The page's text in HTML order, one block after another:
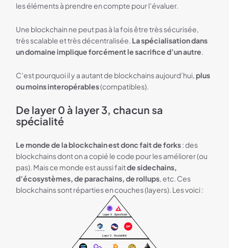
les éléments à prendre en compte pour l’évaluer.
Une blockchain ne peut pas à la fois être très sécurisée,
très scalable et très décentralisée. La spécialisation dans
un domaine implique forcément le sacrifice d’un autre.
C’est pourquoi il y a autant de blockchains aujourd’hui, plus
ou moins interopérables(compatibles).
De layer 0 à layer 3, chacun sa
spécialité
Le monde de la blockchain est donc fait de forks: des
blockchains dont on a copié le code pour les améliorer (ou
pas). Mais ce monde est aussi faitde sidechains,
d’écosystèmes, de parachains, de rollups, etc. Ces
blockchains sont réparties en couches (layers). Les voici :